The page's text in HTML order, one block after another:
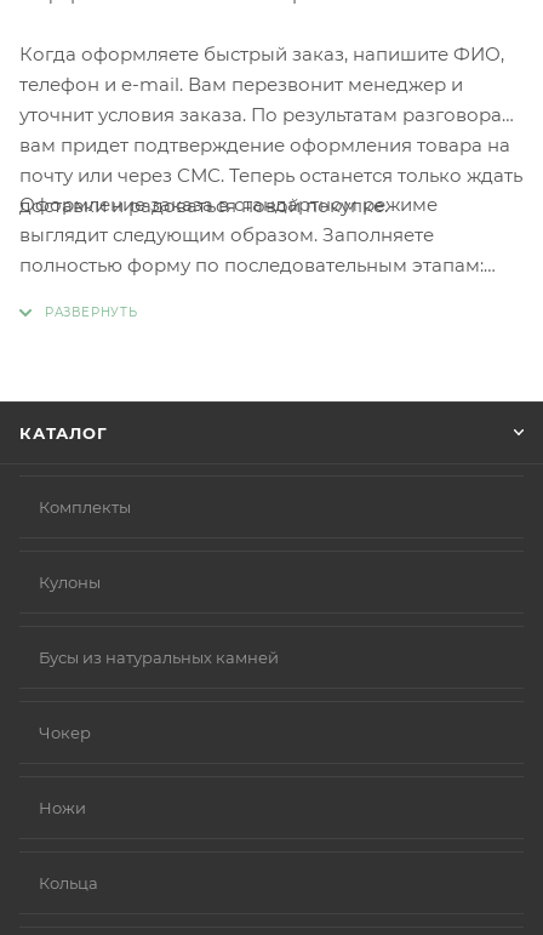
Когда оформляете быстрый заказ, напишите ФИО,
телефон и e-mail. Вам перезвонит менеджер и
уточнит условия заказа. По результатам разговора
вам придет подтверждение оформления товара на
почту или через СМС. Теперь останется только ждать
доставки и радоваться новой покупке.
Оформление заказа в стандартном режиме
выглядит следующим образом. Заполняете
полностью форму по последовательным этапам:
КАТАЛОГ
Комплекты
Кулоны
Бусы из натуральных камней
Чокер
Ножи
Кольца